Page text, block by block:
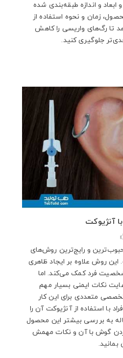
و اندازه طبقه‌بندی شده
زمان و نحوه استفاده از
تا رگ‌های واریسی را کاهش
جلوگیری کنید.
آنژیوکت
و رایج‌ترین روش‌های
این روش علاوه بر ایجاد ظاهری
فرد کمک می‌کند. اما
نکات ایمنی بسیار مهم
متعددی برای این کار
با استفاده از آنژیوکت آن را
به بررسی بیشتر این محصول
گوش با آن و نکات مهمش